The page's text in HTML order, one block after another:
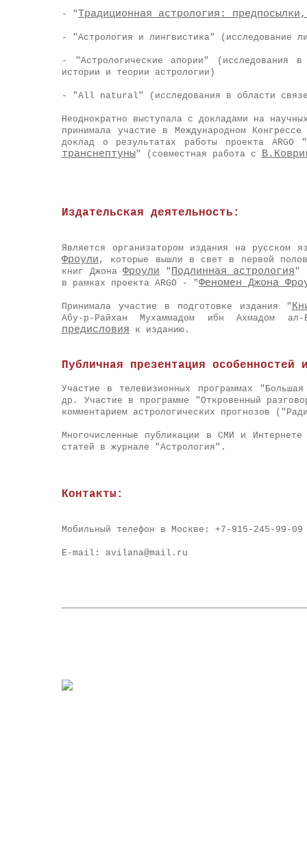
- "Традиционная астрология:
- "Астрология и лингвистика" (исследование
- "Астрологические апории" (исследования
истории и теории астрологии)
- "All natural" (исследования в области
Неоднократно выступала с докладами на
принимала участие в Международном
доклад о результатах работы проекта ARGO "
транснептуны" (совместная работа с
Издательская деятельность:
Является организатором издания на русском
Фроули , которые вышли в свет в первой
книг ДжонаФроули " Подлинная астрология "
в рамках проекта ARGO - "Феномен Джона
Принимала участие в подготовке издания "
Абу-р-Райхан Мухаммадом ибн Ахмадом
предисловия к изданию.
Публичная презентация особенностей
Участие в телевизионных программах
др. Участие в программе "Откровенный
комментарием астрологических прогнозов
Многочисленные публикации в СМИ и
статей в журнале "Астрология".
Контакты:
Мобильный телефон в Москве: +7-915-245-99-09
E-mail: avilana@mail.ru